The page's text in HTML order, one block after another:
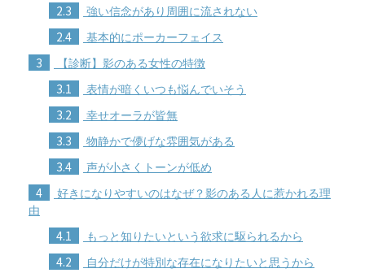
2.3 強い信念があり周囲に流されない
2.4 基本的にポーカーフェイス
3 【診断】影のある女性の特徴
3.1 表情が暗くいつも悩んでいそう
3.2 幸せオーラが皆無
3.3 物静かで儚げな雰囲気がある
3.4 声が小さくトーンが低め
4
好きになりやすいのはなぜ？影のある人に惹かれる理
由
4.1 もっと知りたいという欲求に駆られるから
4.2 自分だけが特別な存在になりたいと思うから